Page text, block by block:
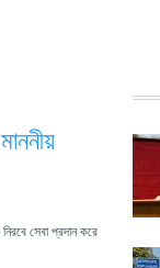
সেবা প্রদান করে